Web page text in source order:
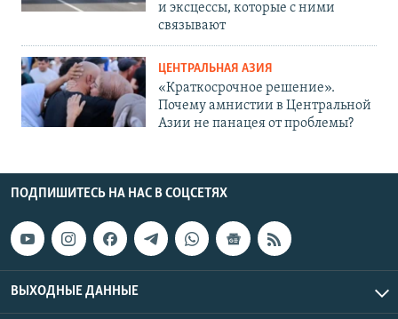
и эксцессы, которые с ними
связывают
ЦЕНТРАЛЬНАЯ АЗИЯ
«Краткосрочное решение».
Почему амнистии в Центральной
Азии не панацея от проблемы?
ПОДПИШИТЕСЬ НА НАС В СОЦСЕТЯХ
ВЫХОДНЫЕ ДАННЫЕ